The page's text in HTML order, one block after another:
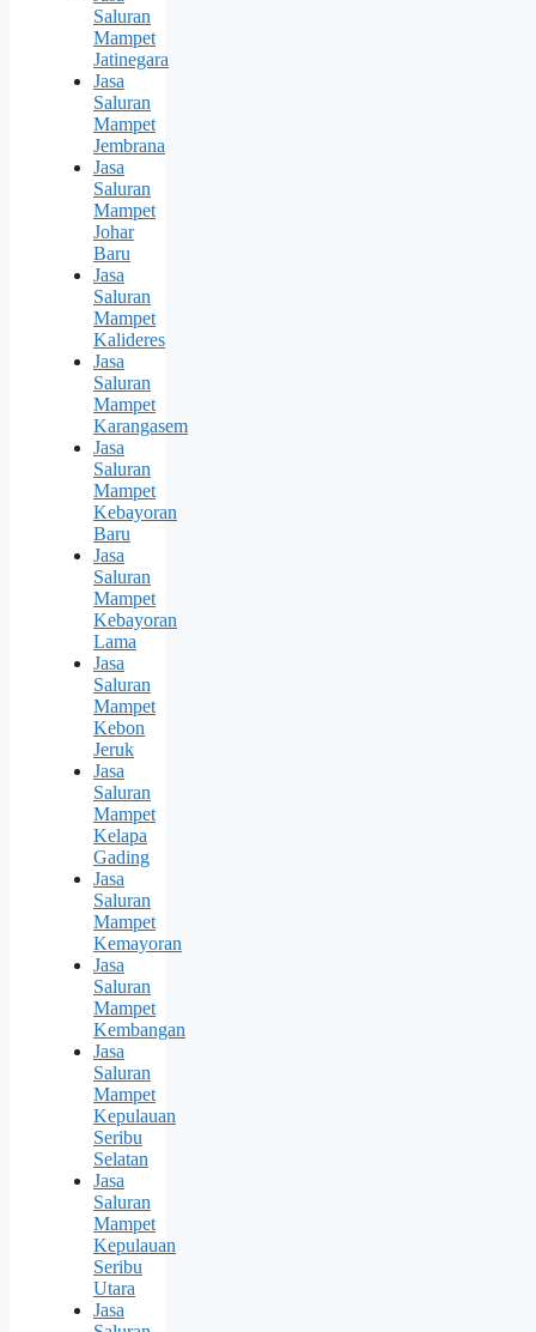
Saluran
Mampet
Jatinegara
Jasa
Saluran
Mampet
Jembrana
Jasa
Saluran
Mampet
Johar
Baru
Jasa
Saluran
Mampet
Kalideres
Jasa
Saluran
Mampet
Karangasem
Jasa
Saluran
Mampet
Kebayoran
Baru
Jasa
Saluran
Mampet
Kebayoran
Lama
Jasa
Saluran
Mampet
Kebon
Jeruk
Jasa
Saluran
Mampet
Kelapa
Gading
Jasa
Saluran
Mampet
Kemayoran
Jasa
Saluran
Mampet
Kembangan
Jasa
Saluran
Mampet
Kepulauan
Seribu
Selatan
Jasa
Saluran
Mampet
Kepulauan
Seribu
Utara
Jasa